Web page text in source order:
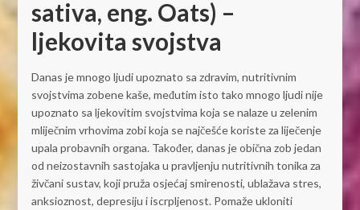
sativa, eng. Oats) –
ljekovita svojstva
Danas je mnogo ljudi upoznato sa zdravim, nutritivnim
svojstvima zobene kaše, međutim isto tako mnogo ljudi nije
upoznato sa ljekovitim svojstvima koja se nalaze u zelenim
mliječnim vrhovima zobi koja se najčešće koriste za liječenje
upala probavnih organa. Također, danas je obična zob jedan
od neizostavnih sastojaka u pravljenju nutritivnih tonika za
živčani sustav, koji pruža osjećaj smirenosti, ublažava stres,
anksioznost, depresiju i iscrpljenost. Pomaže ukloniti